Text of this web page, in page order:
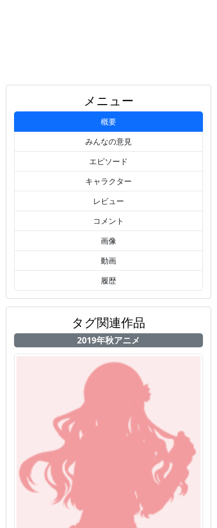
メニュー
概要
みんなの意見
エピソード
キャラクター
レビュー
コメント
画像
動画
履歴
タグ関連作品
2019年秋アニメ